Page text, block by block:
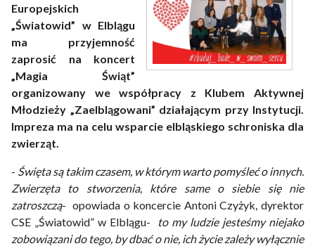
Europejskich
„Światowid” w Elblągu
ma przyjemność
zaprosić na koncert
„Magia Świąt”
organizowany we współpracy z Klubem Aktywnej
Młodzieży „Zaelblągowani” działającym przy Instytucji.
Impreza ma na celu wsparcie elbląskiego schroniska dla
zwierząt.
- Święta są takim czasem, w którym warto pomyśleć o innych.
Zwierzęta to stworzenia, które same o siebie się nie
zatroszczą- opowiada o koncercie Antoni Czyżyk, dyrektor
CSE „Światowid” w Elblągu-
to my ludzie jesteśmy niejako
zobowiązani do tego, by dbać o nie, ich życie zależy wyłącznie